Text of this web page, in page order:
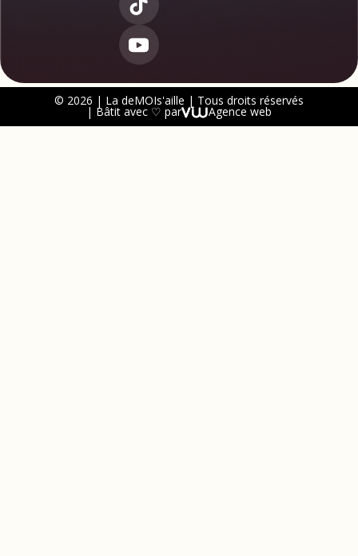
© 2026 | La deMOIs'aille | Tous droits réservés
| Bâtit avec ♡ par Agence web